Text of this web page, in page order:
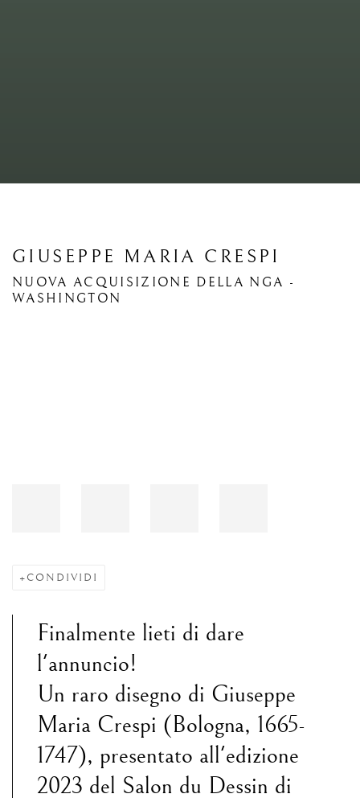
GIUSEPPE MARIA CRESPI
NUOVA ACQUISIZIONE DELLA NGA -
WASHINGTON
CONDIVIDI
Finalmente lieti di dare
l'annuncio!
Un raro disegno di Giuseppe
Maria Crespi (Bologna, 1665-
1747), presentato all'edizione
2023 del Salon du Dessin di